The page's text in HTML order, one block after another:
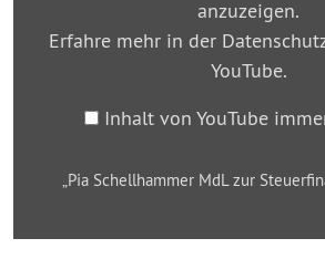
NPD“
anzuzeigen.
Erfahre mehr in der
YouTube.
Inhalt von YouTube
„Pia Schellhammer MdL zur